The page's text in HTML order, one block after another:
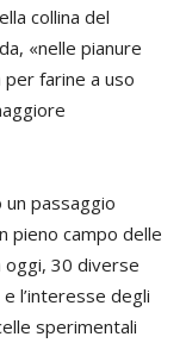
collina del
«nelle pianure
per farine a uso
passaggio
pieno campo delle
oggi, 30 diverse
l’interesse degli
sperimentali